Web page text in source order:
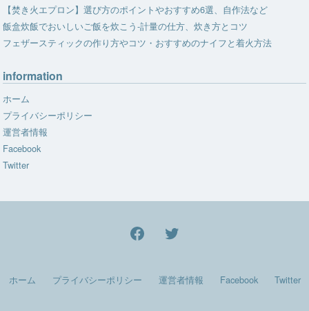
【焚き火エプロン】選び方のポイントやおすすめ6選、自作法など
飯盒炊飯でおいしいご飯を炊こう-計量の仕方、炊き方とコツ
フェザースティックの作り方やコツ・おすすめのナイフと着火方法
information
ホーム
プライバシーポリシー
運営者情報
Facebook
Twitter
facebook
ホーム プライバシーポリシー 運営者情報 Facebook Twitter